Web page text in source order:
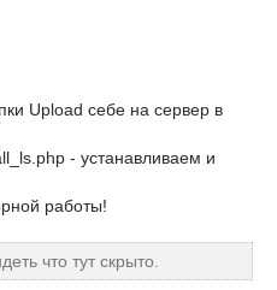
Upload себе на сервер в
- устанавливаем и
работы!
что тут скрыто.